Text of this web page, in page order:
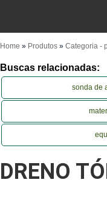
Home » Produtos » Categoria -
Buscas relacionadas:
sonda de
DRENO